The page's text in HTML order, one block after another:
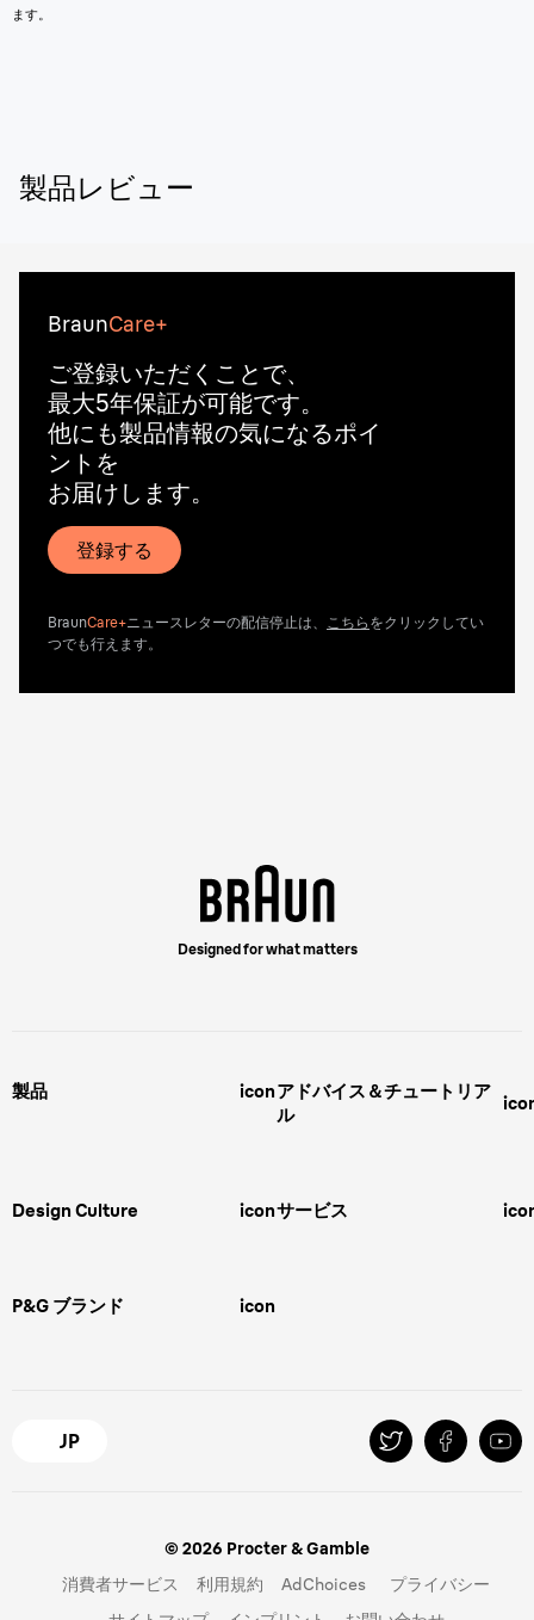
ます。
製品レビュー
BraunCare+
ご登録いただくことで、
最大5年保証が可能です。
他にも製品情報の気になるポイ
ントを
お届けします。
登録する
BraunCare+ニュースレターの配信停止は、 こちら をクリックしてい
つでも行えます。
Designed for what matters
製品 icon
スキンケア
ipl脱毛
アドバイス＆チュートリア
ル
ボディグルーミング
Design Culture icon
Braun Brand & Products
サービス
P&G ブランド icon
マイレピ
JP
© 2026 Procter & Gamble
消費者サービス
利用規約 AdChoices
プライバシー